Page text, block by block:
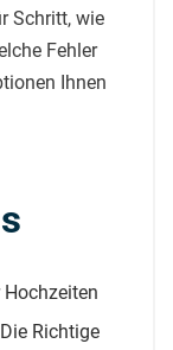
Schritt, wie
Fehler
Ihnen
Richtige